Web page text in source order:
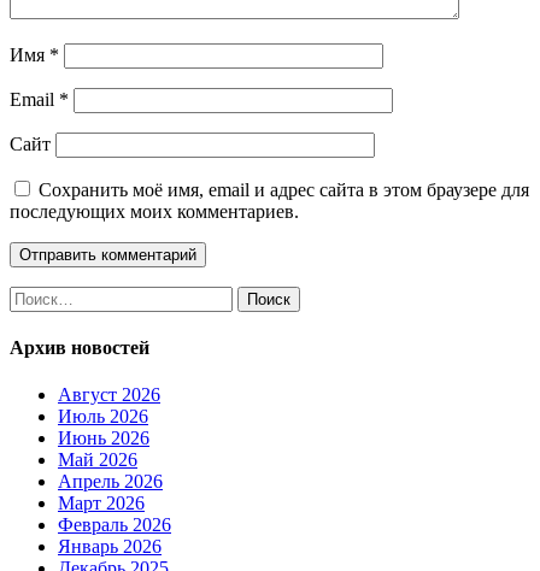
Имя *
Email *
Сайт
Сохранить моё имя, email и адрес сайта в этом браузере для
последующих моих комментариев.
Найти:
Архив новостей
Август 2026
Июль 2026
Июнь 2026
Май 2026
Апрель 2026
Март 2026
Февраль 2026
Январь 2026